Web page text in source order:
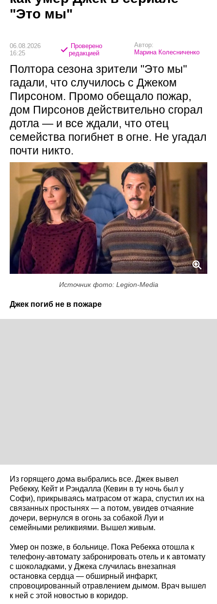
"Это мы"
06.08.2026
16:25
Проверено
редакцией
Автор:
Марина Колесниченко
Полтора сезона зрители "Это мы"
гадали, что случилось с Джеком
Пирсоном. Промо обещало пожар,
дом Пирсонов действительно сгорал
дотла — и все ждали, что отец
семейства погибнет в огне. Не угадал
почти никто.
Источник фото: Legion-Media
Джек погиб не в пожаре
Из горящего дома выбрались все. Джек вывел
Ребекку, Кейт и Рэндалла (Кевин в ту ночь был у
Софи), прикрываясь матрасом от жара, спустил их на
связанных простынях — а потом, увидев отчаяние
дочери, вернулся в огонь за собакой Луи и
семейными реликвиями. Вышел живым.
Умер он позже, в больнице. Пока Ребекка отошла к
телефону-автомату забронировать отель и к автомату
с шоколадками, у Джека случилась внезапная
остановка сердца — обширный инфаркт,
спровоцированный отравлением дымом. Врач вышел
к ней с этой новостью в коридор.